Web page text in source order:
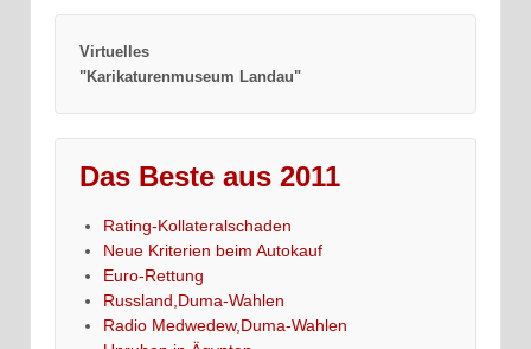
Virtuelles
"Karikaturenmuseum Landau"
Das Beste aus 2011
Rating-Kollateralschaden
Neue Kriterien beim Autokauf
Euro-Rettung
Russland,Duma-Wahlen
Radio Medwedew,Duma-Wahlen